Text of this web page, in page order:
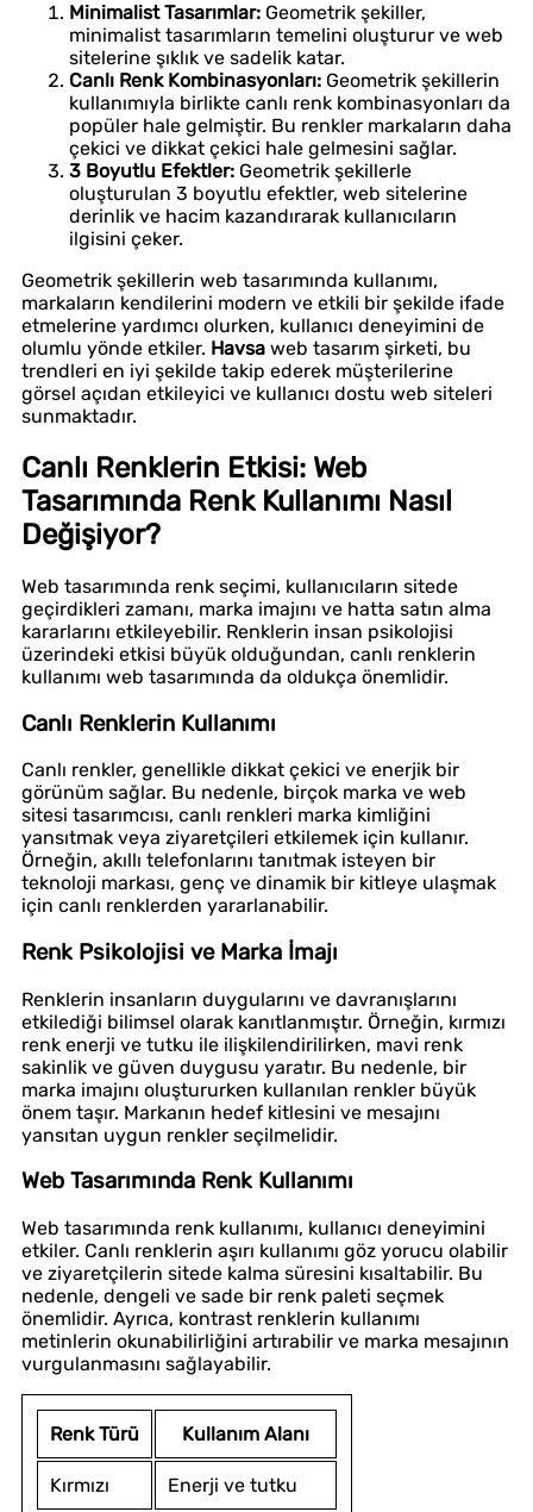
Minimalist Tasarımlar: Geometrik şekiller,
minimalist tasarımların temelini oluşturur ve web
sitelerine şıklık ve sadelik katar.
Canlı Renk Kombinasyonları: Geometrik şekillerin
kullanımıyla birlikte canlı renk kombinasyonları da
popüler hale gelmiştir. Bu renkler markaların daha
çekici ve dikkat çekici hale gelmesini sağlar.
3 Boyutlu Efektler: Geometrik şekillerle
oluşturulan 3 boyutlu efektler, web sitelerine
derinlik ve hacim kazandırarak kullanıcıların
ilgisini çeker.
Geometrik şekillerin web tasarımında kullanımı,
markaların kendilerini modern ve etkili bir şekilde ifade
etmelerine yardımcı olurken, kullanıcı deneyimini de
olumlu yönde etkiler. Havsa web tasarım şirketi, bu
trendleri en iyi şekilde takip ederek müşterilerine
görsel açıdan etkileyici ve kullanıcı dostu web siteleri
sunmaktadır.
Canlı Renklerin Etkisi: Web
Tasarımında Renk Kullanımı Nasıl
Değişiyor?
Web tasarımında renk seçimi, kullanıcıların sitede
geçirdikleri zamanı, marka imajını ve hatta satın alma
kararlarını etkileyebilir. Renklerin insan psikolojisi
üzerindeki etkisi büyük olduğundan, canlı renklerin
kullanımı web tasarımında da oldukça önemlidir.
Canlı Renklerin Kullanımı
Canlı renkler, genellikle dikkat çekici ve enerjik bir
görünüm sağlar. Bu nedenle, birçok marka ve web
sitesi tasarımcısı, canlı renkleri marka kimliğini
yansıtmak veya ziyaretçileri etkilemek için kullanır.
Örneğin, akıllı telefonlarını tanıtmak isteyen bir
teknoloji markası, genç ve dinamik bir kitleye ulaşmak
için canlı renklerden yararlanabilir.
Renk Psikolojisi ve Marka İmajı
Renklerin insanların duygularını ve davranışlarını
etkilediği bilimsel olarak kanıtlanmıştır. Örneğin, kırmızı
renk enerji ve tutku ile ilişkilendirilirken, mavi renk
sakinlik ve güven duygusu yaratır. Bu nedenle, bir
marka imajını oluştururken kullanılan renkler büyük
önem taşır. Markanın hedef kitlesini ve mesajını
yansıtan uygun renkler seçilmelidir.
Web Tasarımında Renk Kullanımı
Web tasarımında renk kullanımı, kullanıcı deneyimini
etkiler. Canlı renklerin aşırı kullanımı göz yorucu olabilir
ve ziyaretçilerin sitede kalma süresini kısaltabilir. Bu
nedenle, dengeli ve sade bir renk paleti seçmek
önemlidir. Ayrıca, kontrast renklerin kullanımı
metinlerin okunabilirliğini artırabilir ve marka mesajının
vurgulanmasını sağlayabilir.
Renk Türü Kullanım Alanı
Kırmızı Enerji ve tutku